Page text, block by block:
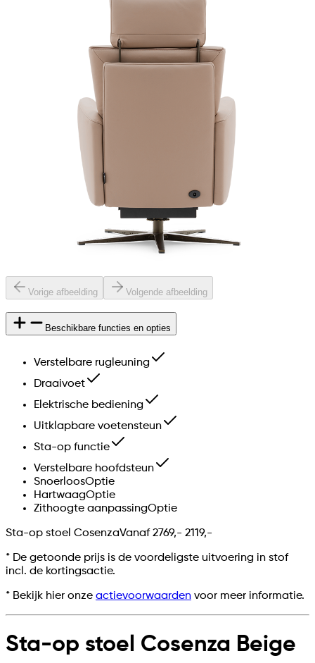
Vorige afbeelding Volgende afbeelding
Beschikbare functies en opties
Verstelbare rugleuning
Draaivoet
Elektrische bediening
Uitklapbare voetensteun
Sta-op functie
Verstelbare hoofdsteun
SnoerloosOptie
HartwaagOptie
Zithoogte aanpassingOptie
Sta-op stoel CosenzaVanaf 2769,- 2119,-
* De getoonde prijs is de voordeligste uitvoering in stof
incl. de kortingsactie.
* Bekijk hier onze actievoorwaarden voor meer informatie.
Sta-op stoel Cosenza Beige